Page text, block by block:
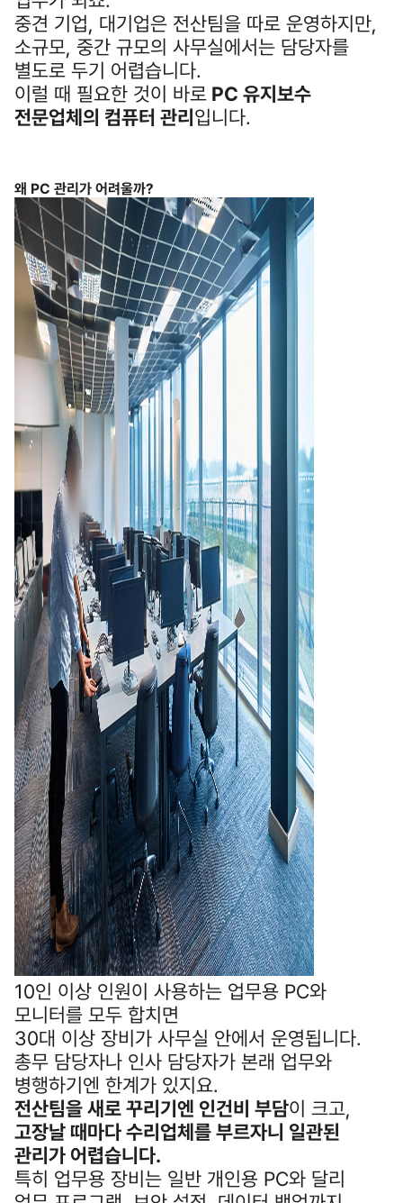
중견 기업, 대기업은 전산팀을 따로 운영하지만,
소규모, 중간 규모의 사무실에서는 담당자를
별도로 두기 어렵습니다.
이럴 때 필요한 것이 바로 PC 유지보수
전문업체의 컴퓨터 관리입니다.
왜 PC 관리가 어려울까?
10인 이상 인원이 사용하는 업무용 PC와
모니터를 모두 합치면
30대 이상 장비가 사무실 안에서 운영됩니다.
총무 담당자나 인사 담당자가 본래 업무와
병행하기엔 한계가 있지요.
전산팀을 새로 꾸리기엔 인건비 부담이 크고,
고장날 때마다 수리업체를 부르자니 일관된
관리가 어렵습니다.
특히 업무용 장비는 일반 개인용 PC와 달리